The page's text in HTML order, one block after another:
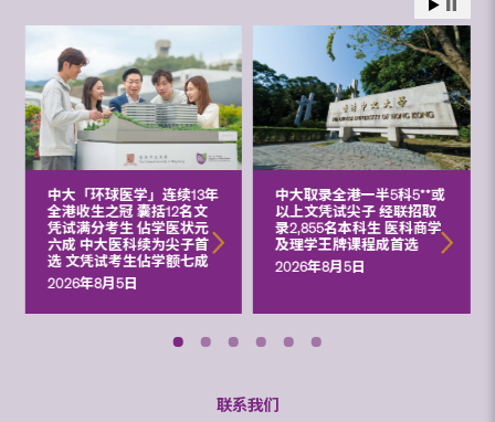
中大「环球医学」连续13年
全港收生之冠 囊括12名文
凭试满分考生 佔学医状元
六成 中大医科续为尖子首
选 文凭试考生佔学额七成
2026年8月5日
中大取录全港一半5科5**或
以上文凭试尖子 经联招取
录2,855名本科生 医科商学
及理学王牌课程成首选
2026年8月5日
联系我们